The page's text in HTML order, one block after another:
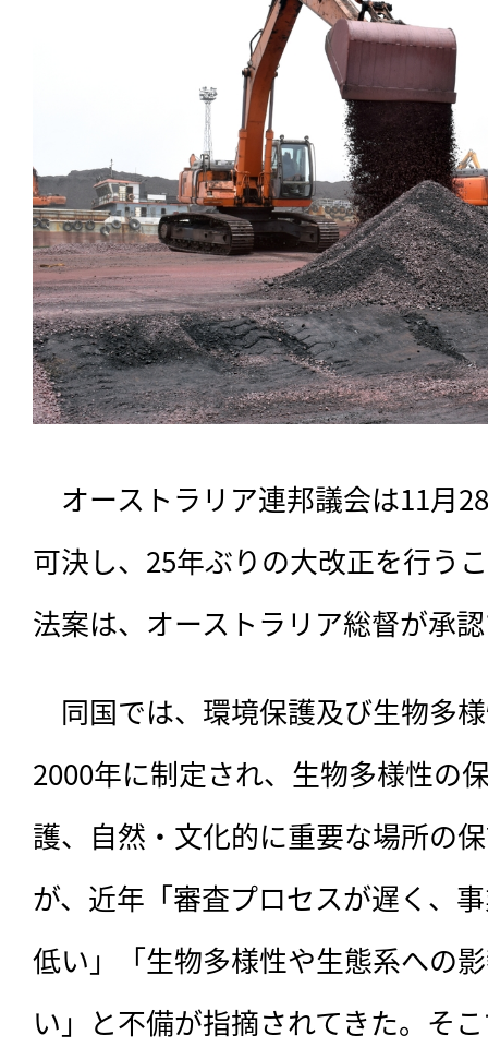
オーストラリア連邦議会は11月
可決し、25年ぶりの大改正を行う
法案は、オーストラリア総督が承
同国では、環境保護及び生物多
2000年に制定され、生物多様性の
護、自然・文化的に重要な場所の
が、近年「審査プロセスが遅く、
低い」「生物多様性や生態系への
い」と不備が指摘されてきた。そ